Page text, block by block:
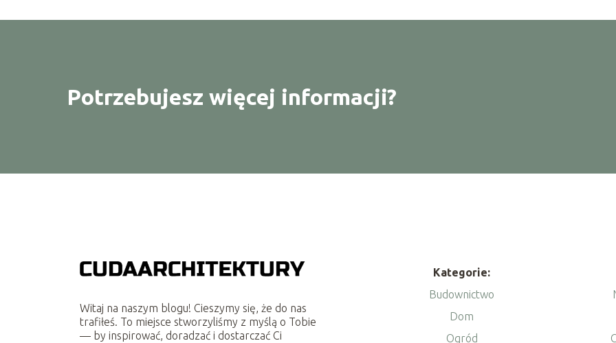
Potrzebujesz więcej informacji?
Witaj na naszym blogu! Cieszymy się, że do nas
trafiłeś. To miejsce stworzyliśmy z myślą o Tobie
— by inspirować, doradzać i dostarczać Ci
Kategorie:
Budownictwo
Dom
Ogród